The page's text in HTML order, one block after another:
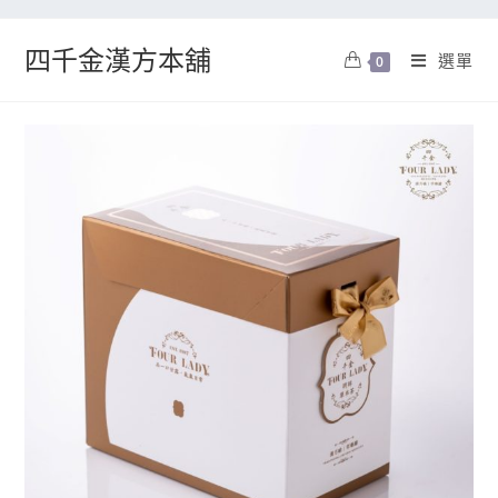
四千金漢方本舖 0 選單